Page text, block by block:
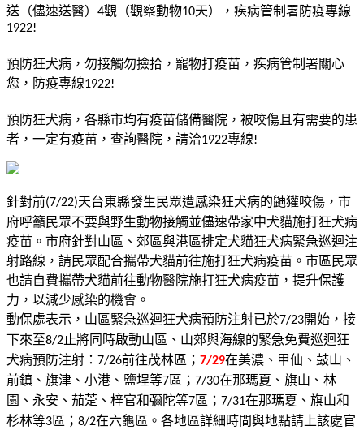
送（儘速送醫） 4觀（觀察動物10天），疾病管制署防疫專線
1922!
預防狂犬病，勿接觸勿撿拾，寵物打疫苗，疾病管制署關心
您，防疫專線1922!
預防狂犬病，各縣市均有疫苗儲備醫院，被咬傷且有需要的患
者，一定有疫苗，查詢醫院，請洽1922專線!
針對前(7/22)天台東縣發生民眾遭感染狂犬病的鼬獾咬傷，市
府呼籲民眾不要與野生動物接觸並儘速帶家中犬貓施打狂犬病
疫苗。市府針對山區、郊區與港區排定犬貓狂犬病緊急巡迴注
射路線，請民眾配合攜帶犬貓前往施打狂犬病疫苗。市區民眾
也請自費攜帶犬貓前往動物醫院施打狂犬病疫苗，提升保護
力，以減少感染的機會。
動保處表示，山區緊急巡迴狂犬病預防注射已於7/23開始，接
下來至8/2止將同時啟動山區、山郊與海線的緊急免費巡迴狂
犬病預防注射： 7/26前往茂林區； 7/29在美濃、甲仙、鼓山、
前鎮、旗津、小港、鹽埕等7區； 7/30在那瑪夏、旗山、林
園、永安、茄萣、梓官和彌陀等7區； 7/31在那瑪夏、旗山和
杉林等3區； 8/2在六龜區。各地區詳細時間與地點請上該處官